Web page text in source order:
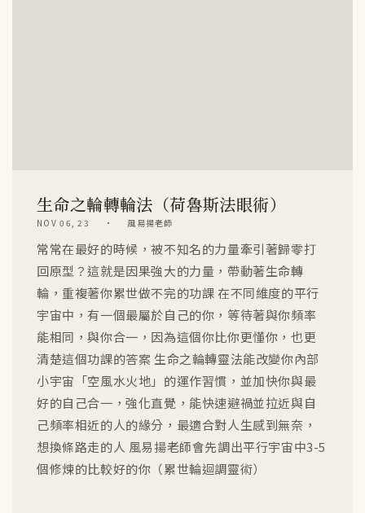
生命之輪轉輪法（荷魯斯法眼術）
NOV 06, 23 風易揚老師
常常在最好的時候，被不知名的力量牽引著歸零打
回原型？這就是因果強大的力量，帶動著生命轉
輪，重複著你累世做不完的功課 在不同維度的平行
宇宙中，有一個最屬於自己的你，等待著與你頻率
能相同，與你合一，因為這個你比你更懂你，也更
清楚這個功課的答案 生命之輪轉靈法能改變你內部
小宇宙「空風水火地」的運作習慣，並加快你與最
好的自己合一，強化直覺，能快速避禍並拉近與自
己頻率相近的人的緣分，最適合對人生感到無奈，
想換條路走的人 風易揚老師會先調出平行宇宙中3-5
個修煉的比較好的你（累世輪迴調靈術）